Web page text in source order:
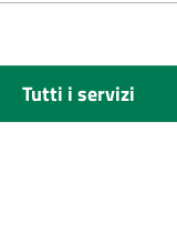
Tutti i servizi